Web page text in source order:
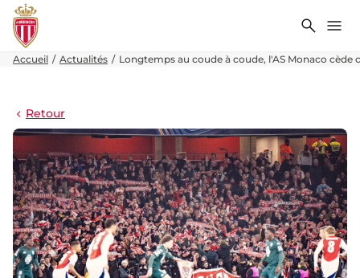
Accueil Actualités Longtemps au coude à coude, l'AS Monaco cède
Retour